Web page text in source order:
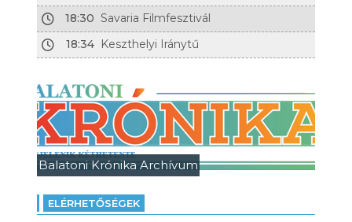
18:30 Savaria Filmfesztivál
18:34 Keszthelyi Iránytű
Balatoni Krónika Archívum
ELÉRHETŐSÉGEK